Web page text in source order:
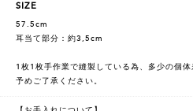
SIZE
57.5cm
耳当て部分：約3,5cm
1枚1枚手作業で縫製している為、多少の個体
予めご了承ください。